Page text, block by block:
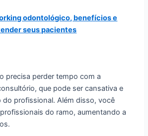
odontológico, benefícios e
seus pacientes
precisa perder tempo com a
que pode ser cansativa e
profissional. Além disso, você
do ramo, aumentando a